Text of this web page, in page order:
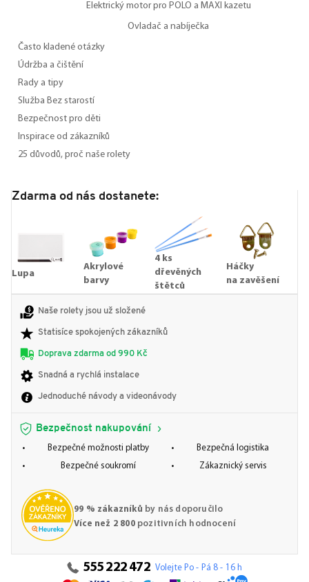
Elektrický motor pro POLO a MAXI kazetu
Ovladač a nabíječka
Často kladené otázky
Údržba a čištění
Rady a tipy
Služba Bez starostí
Bezpečnost pro děti
Inspirace od zákazníků
25 důvodů, proč naše rolety
Zdarma od nás dostanete:
Lupa
Akrylové
barvy
4 ks
dřevěných
štětců
Háčky
na zavěšení
Naše rolety jsou už složené
Statisíce spokojených zákazníků
Doprava zdarma od 990 Kč
Snadná a rychlá instalace
Jednoduché návody a videonávody
Bezpečnost nakupování
Bezpečné možnosti platby
Bezpečná logistika
Bezpečné soukromí
Zákaznický servis
99 % zákazníků by nás doporučilo
Více než 2 800pozitivních hodnocení
555 222 472 Volejte Po - Pá 8 - 16 h